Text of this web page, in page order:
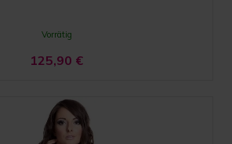
Vorrätig
125,90 €